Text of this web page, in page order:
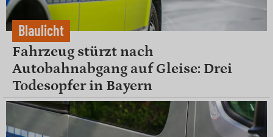
Blaulicht
Fahrzeug stürzt nach
Autobahnabgang auf Gleise: Drei
Todesopfer in Bayern